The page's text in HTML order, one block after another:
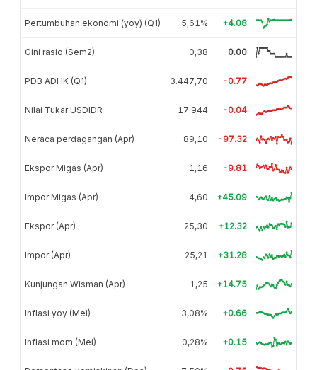
Pertumbuhan ekonomi (yoy) (Q1) 5,61% +4.08
Gini rasio (Sem2) 0,38 0.00
PDB ADHK (Q1) 3.447,70 -0.77
Nilai Tukar USDIDR 17.944 -0.04
Neraca perdagangan (Apr) 89,10 -97.32
Ekspor Migas (Apr) 1,16 -9.81
Impor Migas (Apr) 4,60 +45.09
Ekspor (Apr) 25,30 +12.32
Impor (Apr) 25,21 +31.28
Kunjungan Wisman (Apr) 1,25 +14.75
Inflasi yoy (Mei) 3,08% +0.66
Inflasi mom (Mei) 0,28% +0.15